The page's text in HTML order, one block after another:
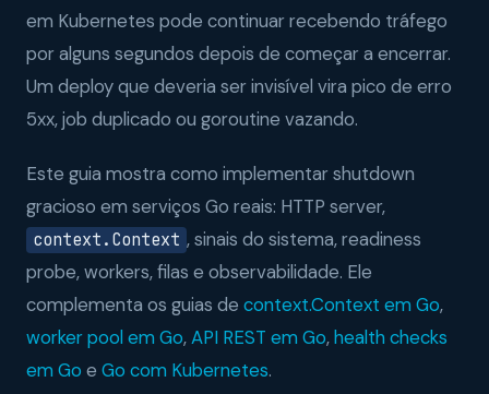
em Kubernetes pode continuar recebendo tráfego
por alguns segundos depois de começar a encerrar.
Um deploy que deveria ser invisível vira pico de erro
5xx, job duplicado ou goroutine vazando.
Este guia mostra como implementar shutdown
gracioso em serviços Go reais: HTTP server,
context.Context , sinais do sistema, readiness
probe, workers, filas e observabilidade. Ele
complementa os guias de context.Context em Go,
worker pool em Go,API REST em Go,health checks
em Go e Go com Kubernetes.